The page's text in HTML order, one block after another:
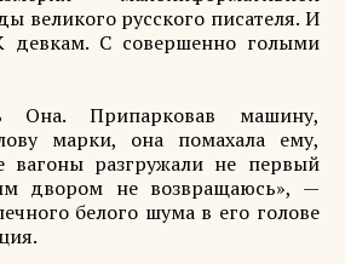
великого русского писателя. И
девкам. С совершенно голыми
Припарковав машину,
марки, она помахала ему,
вагоны разгружали не первый
двором не возвращаюсь», —
белого шума в его голове